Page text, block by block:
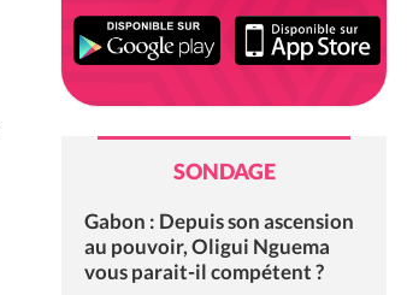
SONDAGE
Gabon : Depuis son ascension
au pouvoir, Oligui Nguema
vous parait-il compétent ?